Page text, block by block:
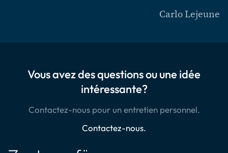
Carlo Lejeune
Vous avez des questions ou une idée
intéressante?
Contactez-nous pour un entretien personnel.
Contactez-nous.